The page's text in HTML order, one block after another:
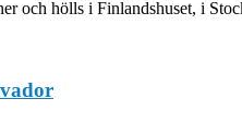
och hölls i Finlandshuset, i